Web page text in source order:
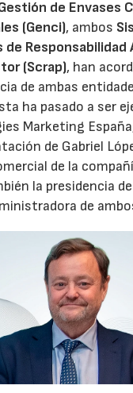
de Envases
(Genci), ambos
Responsabilidad
(Scrap), han
de ambas
ha pasado a ser
Marketing
de Gabriel
de la
la presidencia de
de